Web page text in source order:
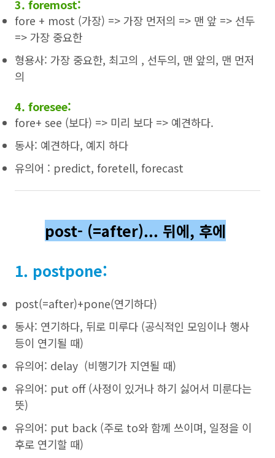
3. foremost:
fore + most (가장) => 가장 먼저의 => 맨 앞 => 선두
=> 가장 중요한
형용사: 가장 중요한, 최고의 , 선두의, 맨 앞의, 맨 먼저
의
4. foresee:
fore+ see (보다) => 미리 보다 => 예견하다.
동사: 예견하다, 예지 하다
유의어 : predict, foretell, forecast
post- (=after)... 뒤에, 후에
1. postpone:
post(=after)+pone(연기하다)
동사: 연기하다, 뒤로 미루다 (공식적인 모임이나 행사
등이 연기될 때)
유의어: delay (비행기가 지연될 때)
유의어: put off (사정이 있거나 하기 싫어서 미룬다는
뜻)
유의어: put back (주로 to와 함께 쓰이며, 일정을 이
후로 연기할 때)